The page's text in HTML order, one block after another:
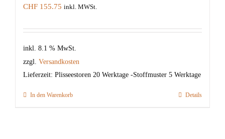
CHF 155.75 inkl. MWSt.
inkl. 8.1 % MwSt.
zzgl. Versandkosten
Lieferzeit: Plisseestoren 20 Werktage -Stoffmuster 5 Werktage
In den Warenkorb Details